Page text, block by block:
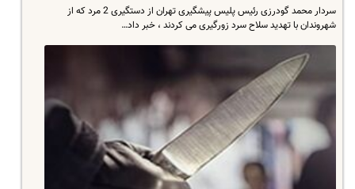
سردار محمد گودرزی رئیس پلیس پیشگیری تهران از دستگیری 2 مرد که از
شهروندان با تهدید سلاح سرد زورگیری می کردند ، خبر داد…